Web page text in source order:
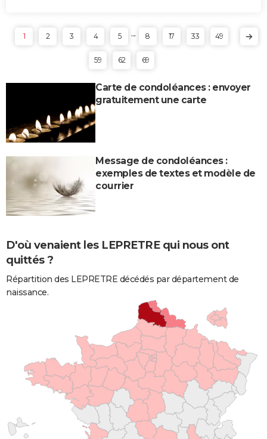
1 2 3 4 5 ... 8 17 33 49
59 62 69
Carte de condoléances : envoyer
gratuitement une carte
Message de condoléances :
exemples de textes et modèle de
courrier
D'où venaient les LEPRETRE qui nous ont
quittés ?
Répartition des LEPRETRE décédés par département de
naissance.